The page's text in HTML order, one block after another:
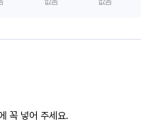
꼭 넣어 주세요.